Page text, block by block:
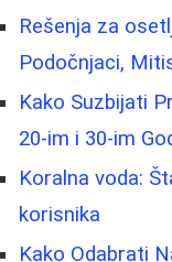
Rešenja za
Podočnjaci,
Kako Suzbijati
20-im i 30-im
Koralna voda:
korisnika
Kako Odabrati